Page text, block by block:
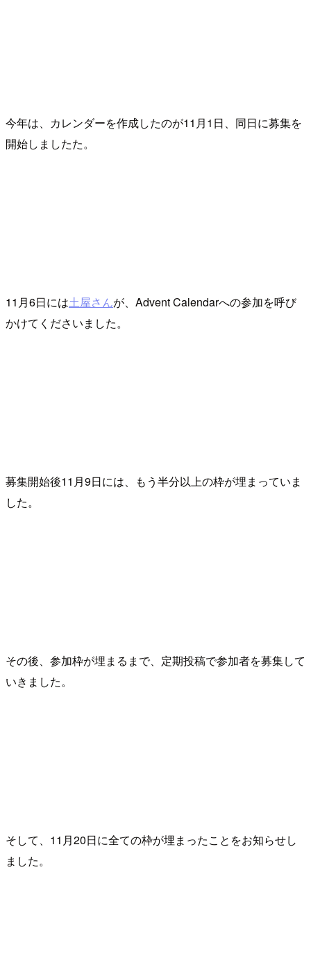
今年は、カレンダーを作成したのが11月1日、同日に募集を
開始しましたた。
11月6日には土屋さんが、Advent Calendarへの参加を呼び
かけてくださいました。
募集開始後11月9日には、もう半分以上の枠が埋まっていま
した。
その後、参加枠が埋まるまで、定期投稿で参加者を募集して
いきました。
そして、11月20日に全ての枠が埋まったことをお知らせし
ました。